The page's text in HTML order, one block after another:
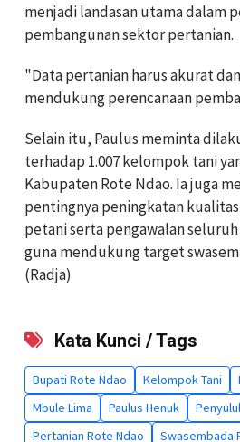
menjadi landasan utama dalam
pembangunan sektor pertanian.
"Data pertanian harus akurat
mendukung perencanaan
Selain itu, Paulus meminta
terhadap 1.007 kelompok tani
Kabupaten Rote Ndao. Ia juga
pentingnya peningkatan
petani serta pengawalan
guna mendukung target
(Radja)
Kata Kunci / Tags
Bupati Rote Ndao Kelompok Tani
Mbule Lima
Paulus Henuk
Pertanian Rote Ndao
Swasembada